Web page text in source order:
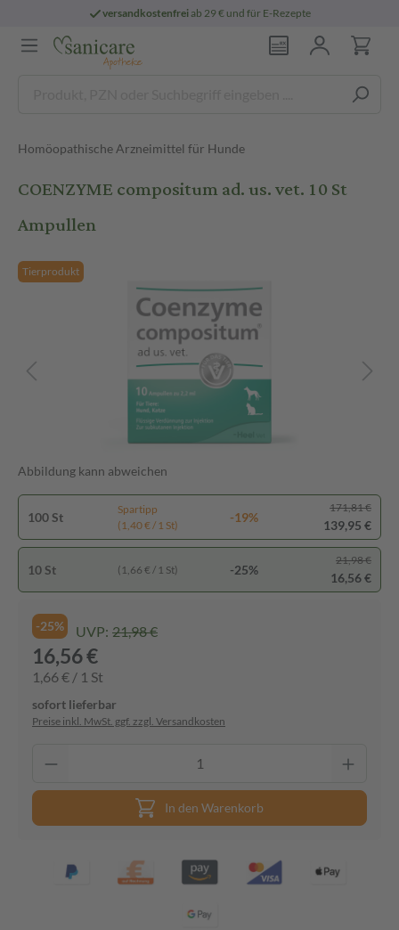
versandkostenfreiab 29 € und für E-Rezepte
Homöopathische Arzneimittel für Hunde
COENZYME compositum ad. us. vet. 10 St
Ampullen
Tierprodukt
Abbildung kann abweichen
100 St
Spartipp
(1,40 € / 1 St)
-19%
171,81 €
139,95 €
10 St (1,66 € / 1 St) -25%
21,98 €
16,56 €
-25% UVP: 21,98 €
16,56 €
1,66 € / 1 St
sofort lieferbar
Preise inkl. MwSt. ggf. zzgl. Versandkosten
In den Warenkorb